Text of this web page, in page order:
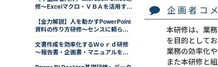
企画者コ
本研修は、業
を目的として
業務の効率化
また本研修と
修～Excelマクロ・ＶＢＡを活用する
【全力解説】人を動かすPowerPoint
資料の作り方研修～センスに頼ら
る
文書作成を効率化するＷｏｒｄ研修
～報告書・企画書・マニュアルを最